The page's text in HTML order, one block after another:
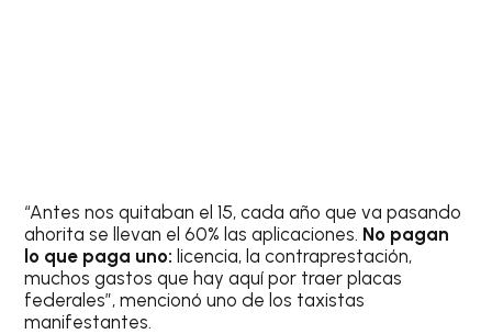
“Antes nos quitaban el 15, cada año que va pasando
ahorita se llevan el 60% las aplicaciones. No pagan
lo que paga uno: licencia, la contraprestación,
muchos gastos que hay aquí por traer placas
federales”, mencionó uno de los taxistas
manifestantes.